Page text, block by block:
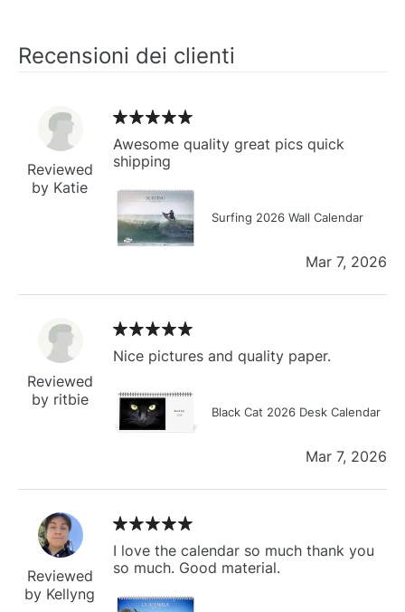
Recensioni dei clienti
Reviewed
by Katie
Awesome quality great pics quick
shipping
Surfing 2026 Wall Calendar
Mar 7, 2026
Reviewed
by ritbie
Nice pictures and quality paper.
Black Cat 2026 Desk Calendar
Mar 7, 2026
Reviewed
by Kellyng
I love the calendar so much thank you
so much. Good material.